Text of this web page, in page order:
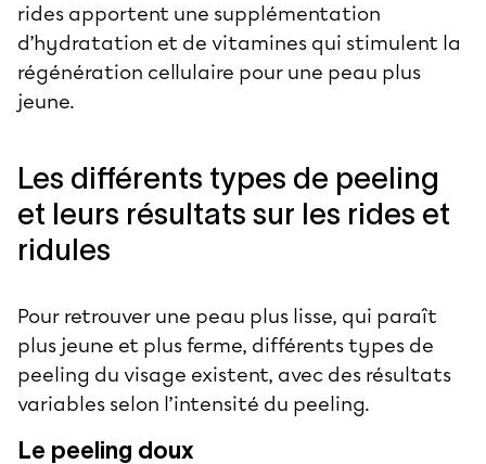
rides apportent une supplémentation
d’hydratation et de vitamines qui stimulent la
régénération cellulaire pour une peau plus
jeune.
Les différents types de peeling
et leurs résultats sur les rides et
ridules
Pour retrouver une peau plus lisse, qui paraît
plus jeune et plus ferme, différents types de
peeling du visage existent, avec des résultats
variables selon l’intensité du peeling.
Le peeling doux